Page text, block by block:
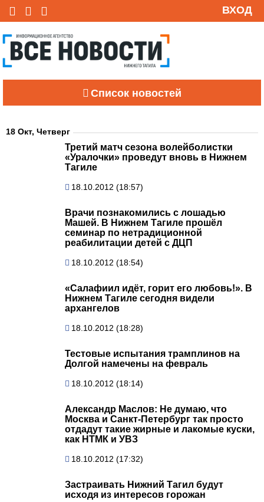
ВХОД
Список новостей
18 Окт, Четверг
Третий матч сезона волейболистки
«Уралочки» проведут вновь в Нижнем
Тагиле
18.10.2012 (18:57)
Врачи познакомились с лошадью
Машей. В Нижнем Тагиле прошёл
семинар по нетрадиционной
реабилитации детей с ДЦП
18.10.2012 (18:54)
«Салафиил идёт, горит его любовь!». В
Нижнем Тагиле сегодня видели
архангелов
18.10.2012 (18:28)
Тестовые испытания трамплинов на
Долгой намечены на февраль
18.10.2012 (18:14)
Александр Маслов: Не думаю, что
Москва и Санкт-Петербург так просто
отдадут такие жирные и лакомые куски,
как НТМК и УВЗ
18.10.2012 (17:32)
Застраивать Нижний Тагил будут
исходя из интересов горожан